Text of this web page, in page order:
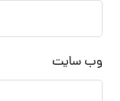
وب‌ سایت